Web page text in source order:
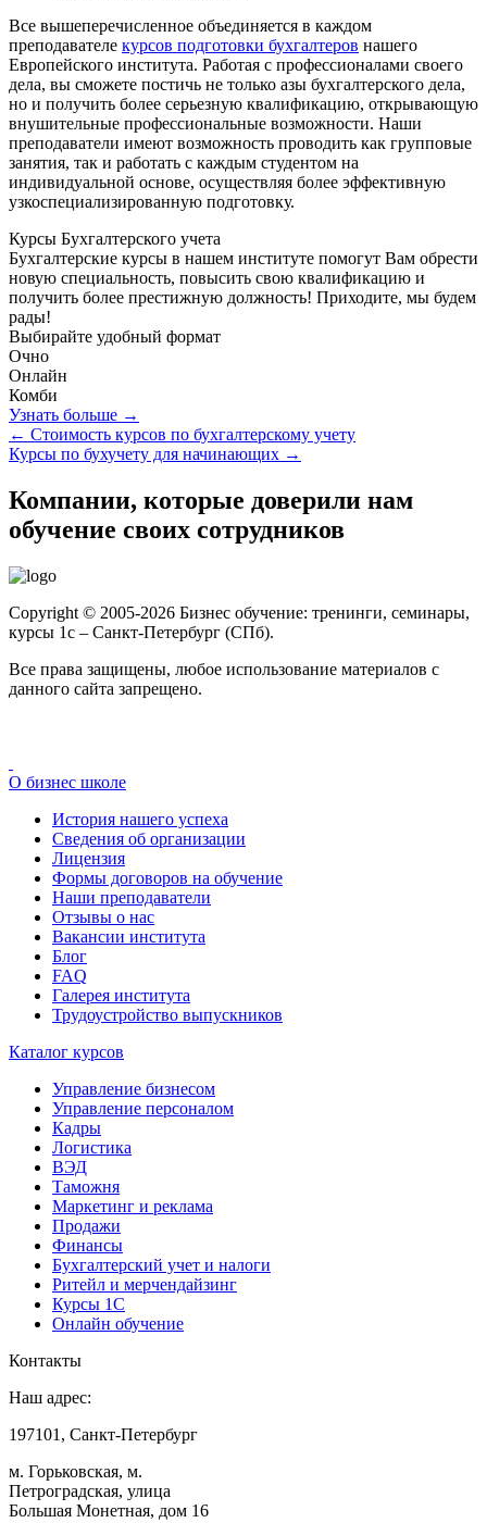
Все вышеперечисленное объединяется в каждом
преподавателе курсов подготовки бухгалтеров нашего
Европейского института. Работая с профессионалами своего
дела, вы сможете постичь не только азы бухгалтерского дела,
но и получить более серьезную квалификацию, открывающую
внушительные профессиональные возможности. Наши
преподаватели имеют возможность проводить как групповые
занятия, так и работать с каждым студентом на
индивидуальной основе, осуществляя более эффективную
узкоспециализированную подготовку.
Курсы Бухгалтерского учета
Бухгалтерские курсы в нашем институте помогут Вам обрести
новую специальность, повысить свою квалификацию и
получить более престижную должность! Приходите, мы будем
рады!
Выбирайте удобный формат
Очно
Онлайн
Комби
Узнать больше →
← Стоимость курсов по бухгалтерскому учету
Курсы по бухучету для начинающих →
Компании, которые доверили нам
обучение своих сотрудников
Copyright © 2005-2026 Бизнес обучение: тренинги, семинары,
курсы 1с – Санкт-Петербург (СПб).
Все права защищены, любое использование материалов с
данного сайта запрещено.
О бизнес школе
История нашего успеха
Cведения об организации
Лицензия
Формы договоров на обучение
Наши преподаватели
Отзывы о нас
Вакансии института
Блог
FAQ
Галерея института
Трудоустройство выпускников
Каталог курсов
Управление бизнесом
Управление персоналом
Кадры
Логистика
ВЭД
Таможня
Маркетинг и реклама
Продажи
Финансы
Бухгалтерский учет и налоги
Ритейл и мерчендайзинг
Курсы 1С
Онлайн обучение
Контакты
Наш адрес:
197101, Санкт-Петербург
м. Горьковская, м.
Петроградская, улица
Большая Монетная, дом 16